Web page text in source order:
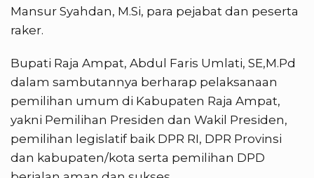
Mansur Syahdan, M.Si, para pejabat dan peserta
raker.
Bupati Raja Ampat, Abdul Faris Umlati, SE,M.Pd
dalam sambutannya berharap pelaksanaan
pemilihan umum di Kabupaten Raja Ampat,
yakni Pemilihan Presiden dan Wakil Presiden,
pemilihan legislatif baik DPR RI, DPR Provinsi
dan kabupaten/kota serta pemilihan DPD